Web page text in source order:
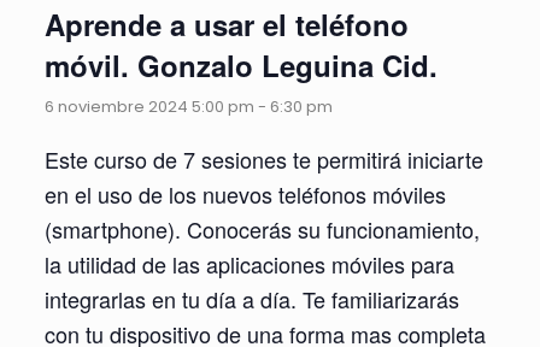
Aprende a usar el teléfono
móvil. Gonzalo Leguina Cid.
6 noviembre 2024 5:00 pm - 6:30 pm
Este curso de 7 sesiones te permitirá iniciarte
en el uso de los nuevos teléfonos móviles
(smartphone). Conocerás su funcionamiento,
la utilidad de las aplicaciones móviles para
integrarlas en tu día a día. Te familiarizarás
con tu dispositivo de una forma mas completa